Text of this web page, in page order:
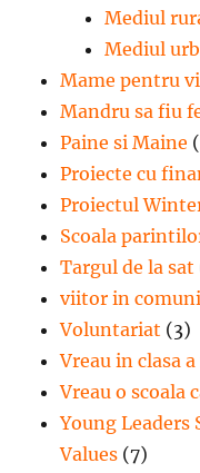
Mediul
Mediul
Mame pentru
Mandru sa fiu
Paine si Maine
Proiecte cu
Proiectul
Scoala
Targul de la sat
viitor in
Voluntariat (3)
Vreau in clasa
Vreau o scoala
Young Leaders
Values (7)